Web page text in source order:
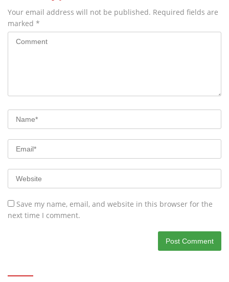
Your email address will not be published. Required fields are
marked *
Save my name, email, and website in this browser for the
next time I comment.